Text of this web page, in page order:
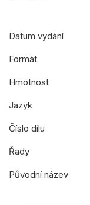
Datum vydání
Formát
Hmotnost
Jazyk
Číslo dílu
Řady
Původní název